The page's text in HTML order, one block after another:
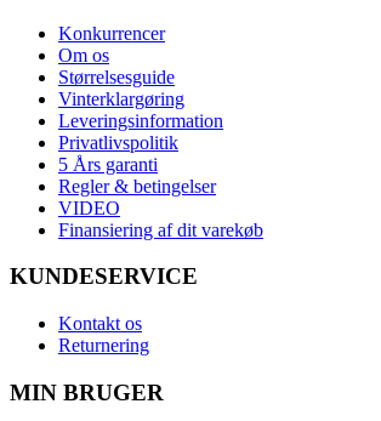
Konkurrencer
Om os
Størrelsesguide
Vinterklargøring
Leveringsinformation
Privatlivspolitik
5 Års garanti
Regler & betingelser
VIDEO
Finansiering af dit varekøb
KUNDESERVICE
Kontakt os
Returnering
MIN BRUGER